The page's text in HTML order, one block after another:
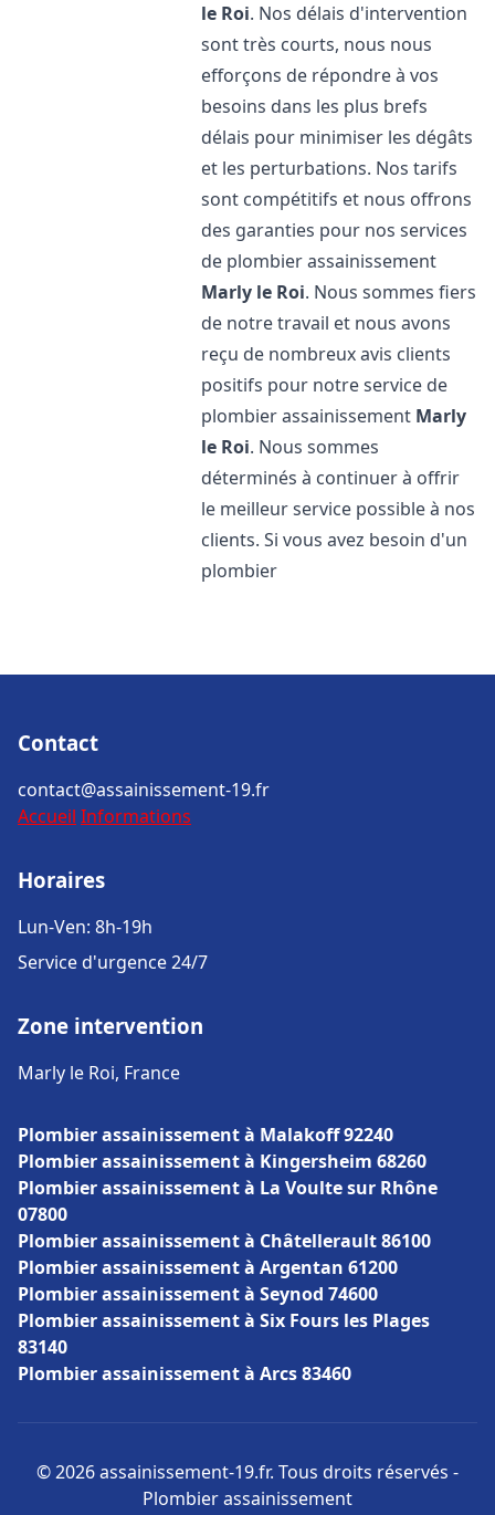
le Roi. Nos délais d'intervention
sont très courts, nous nous
efforçons de répondre à vos
besoins dans les plus brefs
délais pour minimiser les dégâts
et les perturbations. Nos tarifs
sont compétitifs et nous offrons
des garanties pour nos services
de plombier assainissement
Marly le Roi. Nous sommes fiers
de notre travail et nous avons
reçu de nombreux avis clients
positifs pour notre service de
plombier assainissement Marly
le Roi. Nous sommes
déterminés à continuer à offrir
le meilleur service possible à nos
clients. Si vous avez besoin d'un
plombier
Contact
contact@assainissement-19.fr
Accueil Informations
Horaires
Lun-Ven: 8h-19h
Service d'urgence 24/7
Zone intervention
Marly le Roi, France
Plombier assainissement à Malakoff 92240
Plombier assainissement à Kingersheim 68260
Plombier assainissement à La Voulte sur Rhône
07800
Plombier assainissement à Châtellerault 86100
Plombier assainissement à Argentan 61200
Plombier assainissement à Seynod 74600
Plombier assainissement à Six Fours les Plages
83140
Plombier assainissement à Arcs 83460
© 2026 assainissement-19.fr. Tous droits réservés -
Plombier assainissement